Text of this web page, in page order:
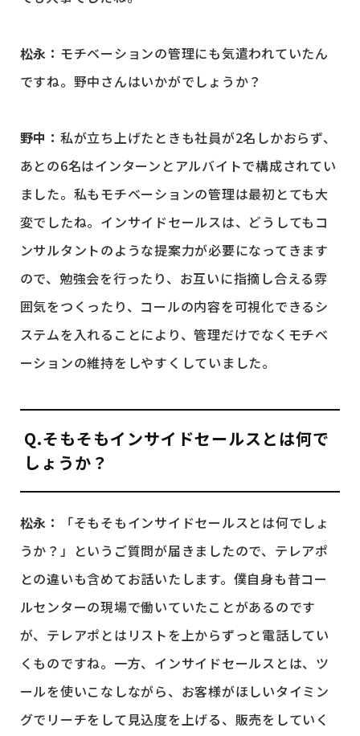
松永： モチベーションの管理にも気遣われていたん
ですね。野中さんはいかがでしょうか？
野中： 私が立ち上げたときも社員が2名しかおらず、
あとの6名はインターンとアルバイトで構成されてい
ました。私もモチベーションの管理は最初とても大
変でしたね。インサイドセールスは、どうしてもコ
ンサルタントのような提案力が必要になってきます
ので、勉強会を行ったり、お互いに指摘し合える雰
囲気をつくったり、コールの内容を可視化できるシ
ステムを入れることにより、管理だけでなくモチベ
ーションの維持をしやすくしていました。
Q.そもそもインサイドセールスとは何で
しょうか？
松永：
「そもそもインサイドセールスとは何でしょ
うか？」というご質問が届きましたので、テレアポ
との違いも含めてお話いたします。僕自身も昔コー
ルセンターの現場で働いていたことがあるのです
が、テレアポとはリストを上からずっと電話してい
くものですね。一方、インサイドセールスとは、ツ
ールを使いこなしながら、お客様がほしいタイミン
グでリーチをして見込度を上げる、販売をしていく